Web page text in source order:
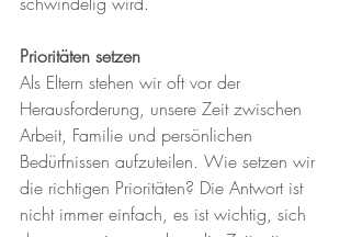
Prioritäten setzen
Als Eltern stehen wir oft vor der
Herausforderung, unsere Zeit zwischen
Arbeit, Familie und persönlichen
Bedürfnissen aufzuteilen. Wie setzen wir
die richtigen Prioritäten? Die Antwort ist
nicht immer einfach, es ist wichtig, sich